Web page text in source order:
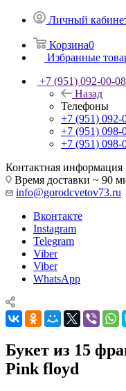
Личный
Корзина0
Избранные
+7 (951) 092-00-08
Назад
Телефоны
+7 (951) 092-
+7 (951) 098-
+7 (951) 098-
Контактная информация
Время доставки ~ 90
info@gorodcvetov73.ru
Вконтакте
Instagram
Telegram
Viber
Viber
WhatsApp
Букет из 15
Pink floyd